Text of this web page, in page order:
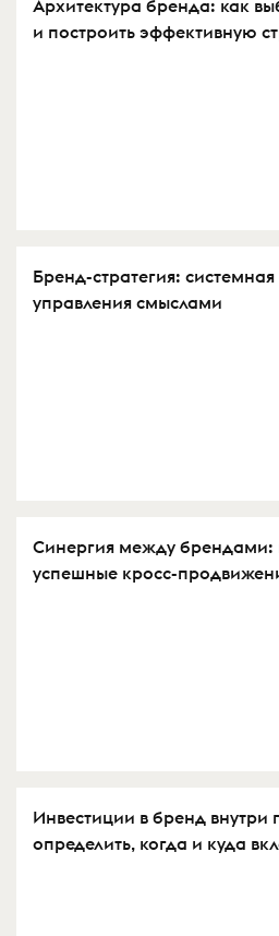
Архитектура бренда: как
и построить эффективную
Бренд-стратегия:
управления смыслами
Синергия между брендами:
успешные кросс-
Инвестиции в бренд внутри
определить, когда и куда